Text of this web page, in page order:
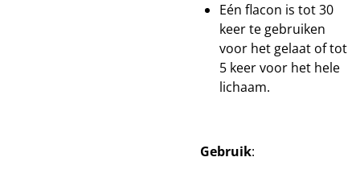
Eén flacon is tot 30
keer te gebruiken
voor het gelaat of tot
5 keer voor het hele
lichaam.
Gebruik: